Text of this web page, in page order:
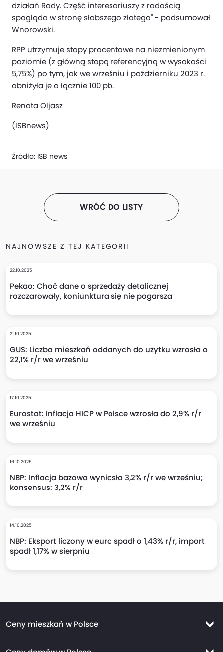
działań Rady. Część interesariuszy z radością
spogląda w stronę słabszego złotego" - podsumował
Wnorowski.
RPP utrzymuje stopy procentowe na niezmienionym
poziomie (z główną stopą referencyjną w wysokości
5,75%) po tym, jak we wrześniu i październiku 2023 r.
obniżyła je o łącznie 100 pb.
Renata Oljasz
(ISBnews)
Źródło: ISB news
WRÓĆ DO LISTY
NAJNOWSZE Z TEJ KATEGORII
22.10.2025
Pekao: Choć dane o sprzedaży detalicznej
rozczarowały, koniunktura się nie pogarsza
21.10.2025
GUS: Liczba mieszkań oddanych do użytku wzrosła o
22,1% r/r we wrześniu
17.10.2025
Eurostat: Inflacja HICP w Polsce wzrosła do 2,9% r/r
we wrześniu
16.10.2025
NBP: Inflacja bazowa wyniosła 3,2% r/r we wrześniu;
konsensus: 3,2% r/r
14.10.2025
NBP: Eksport liczony w euro spadł o 1,43% r/r, import
spadł 1,17% w sierpniu
Ceny mieszkań w Polsce